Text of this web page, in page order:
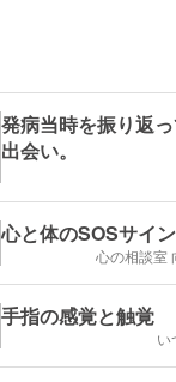
発病当時を振り返
出会い。
心と体のSOSサイ
心の相談室
手指の感覚と触覚
い